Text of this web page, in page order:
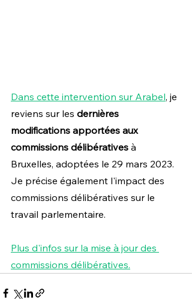
Dans cette intervention sur Arabel, je
reviens sur les dernières
modifications apportées aux
commissions délibératives à
Bruxelles, adoptées le 29 mars 2023.
Je précise également l'impact des
commissions délibératives sur le
travail parlementaire.
Plus d'infos sur la mise à jour des
commissions délibératives.